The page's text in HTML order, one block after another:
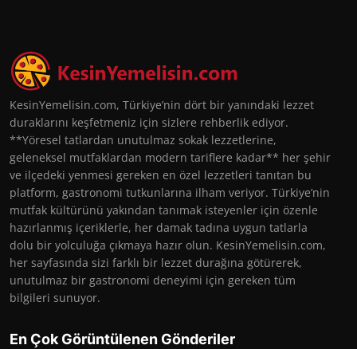
KesinYemelisin.com, Türkiye’nin dört bir yanındaki lezzet
duraklarını keşfetmeniz için sizlere rehberlik ediyor.
**Yöresel tatlardan unutulmaz sokak lezzetlerine,
geleneksel mutfaklardan modern tariflere kadar** her şehir
ve ilçedeki yenmesi gereken en özel lezzetleri tanıtan bu
platform, gastronomi tutkunlarına ilham veriyor. Türkiye’nin
mutfak kültürünü yakından tanımak isteyenler için özenle
hazırlanmış içeriklerle, her damak tadına uygun tatlarla
dolu bir yolculuğa çıkmaya hazır olun. KesinYemelisin.com,
her sayfasında sizi farklı bir lezzet durağına götürerek,
unutulmaz bir gastronomi deneyimi için gereken tüm
bilgileri sunuyor.
En Çok Görüntülenen Gönderiler